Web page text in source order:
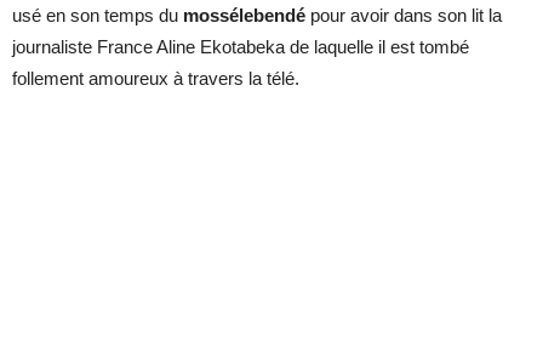
usé en son temps du mossélebendé pour avoir dans son lit la
journaliste France Aline Ekotabeka de laquelle il est tombé
follement amoureux à travers la télé.